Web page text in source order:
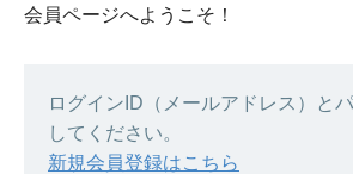
会員ページへようこそ！
ログインID（メールアドレス）と
してください。
新規会員登録はこちら